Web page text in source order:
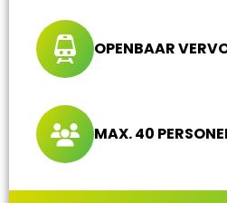
OPENBAAR
MAX. 40